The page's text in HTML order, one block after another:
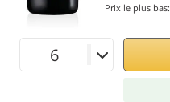
Prix le plus bas: